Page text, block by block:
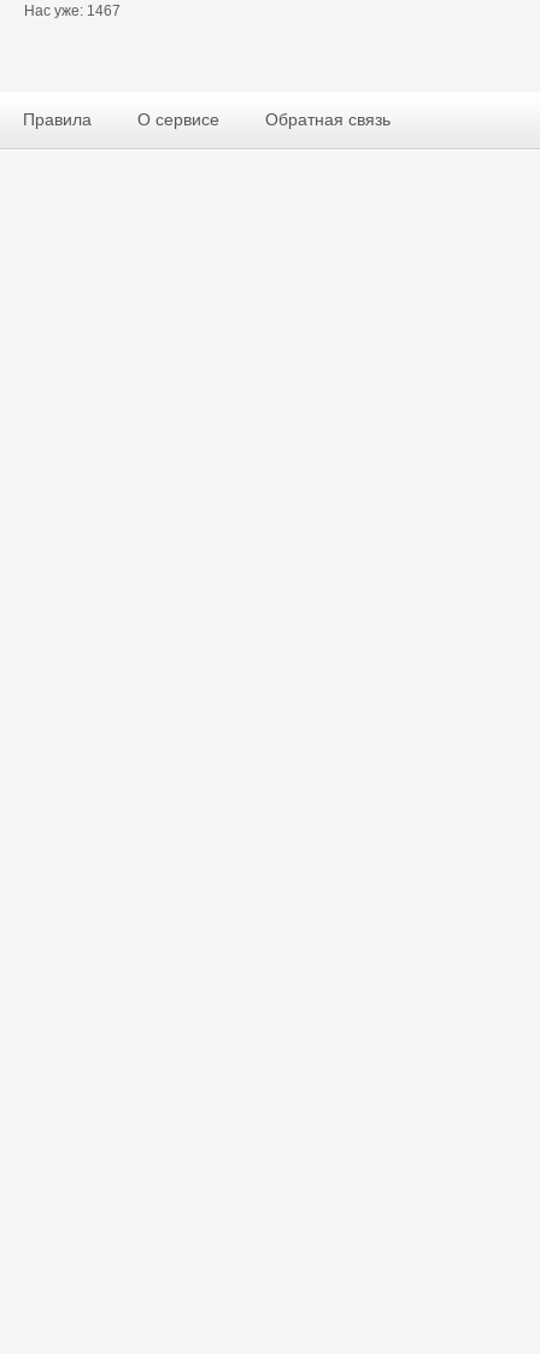
Нас уже: 1467
Правила О сервисе Обратная связь